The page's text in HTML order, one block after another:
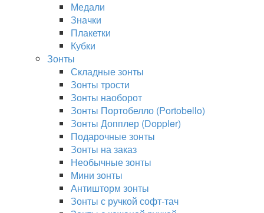
Медали
Значки
Плакетки
Кубки
Зонты
Складные зонты
Зонты трости
Зонты наоборот
Зонты Портобелло (Portobello)
Зонты Допплер (Doppler)
Подарочные зонты
Зонты на заказ
Необычные зонты
Мини зонты
Антишторм зонты
Зонты с ручкой софт-тач